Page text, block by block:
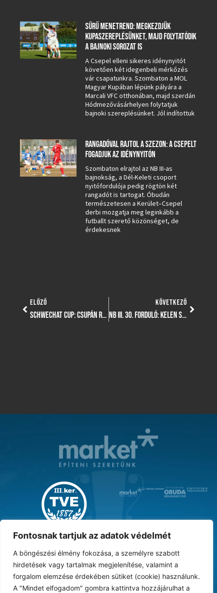
Fontosnak tartjuk az adatok védelmét
A böngészési élmény fokozása, a személyre szabott
hirdetések vagy tartalmak megjelenítése, valamint a
forgalom elemzése érdekében sütiket (cookie) használunk.
A "Mindet elfogadom" gombra kattintva hozzájárulhat a
SŰRŰ MENETREND: MEGKEZDJÜK
KUPASZEREPLÉSÜNKET, MAJD FOLYTATÓDIK
A BAJNOKI SOROZAT IS
A Csepel elleni sikeres idénynyitót
követően két idegenbeli mérkőzés
vár csapatunkra. Szombaton a MOL
Magyar Kupában lépünk pályára a
Marcali VFC otthonában, majd szerdán
Hódmezővásárhelyen folytatjuk
bajnoki szereplésünket. Jól indítottuk
RANGADÓVAL RAJTOL A SZEZON: A CSEPELT
FOGADJUK AZ IDÉNYNYITÓN
Szombaton elrajtol az NB III-as
bajnokság, a Dél-Keleti csoport
nyitófordulója pedig rögtön két
rangadót is tartogat. Óbudán
természetesen a Kerület–Csepel
derbi mozgatja meg leginkább a
futballt szerető közönséget, de
érdekesnek
ELŐZŐ
SCHWECHAT CUP: CSUPÁN ROSSZABB GÓLKÜLÖNBSÉGE MIATT MARADT LE A DOBOGÓS HELYEKÉRT ZAJLÓ CSATÁRÓL U12-ES CSAPATUNK
KÖVETKEZŐ
NB III. 30. FORDULÓ: KELEN SC – III. KERÜLETI TVE – ONLINE, SZÖVEGES TUDÓSÍTÁS
MAGYAR KUPA GYŐZTES ‘31
DOKUMENTUMTÁRARCHÍVUMKARRIERSAJTÓTAOBESZÁMOLÓK